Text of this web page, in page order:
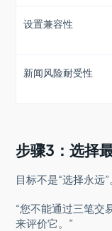
设置兼容性
新闻风险耐受性
步骤3：选择
目标不是“选择永远
“您不能通过三笔交
来评价它。”